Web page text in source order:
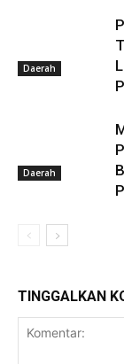
Daerah
Daerah
TINGGALKAN